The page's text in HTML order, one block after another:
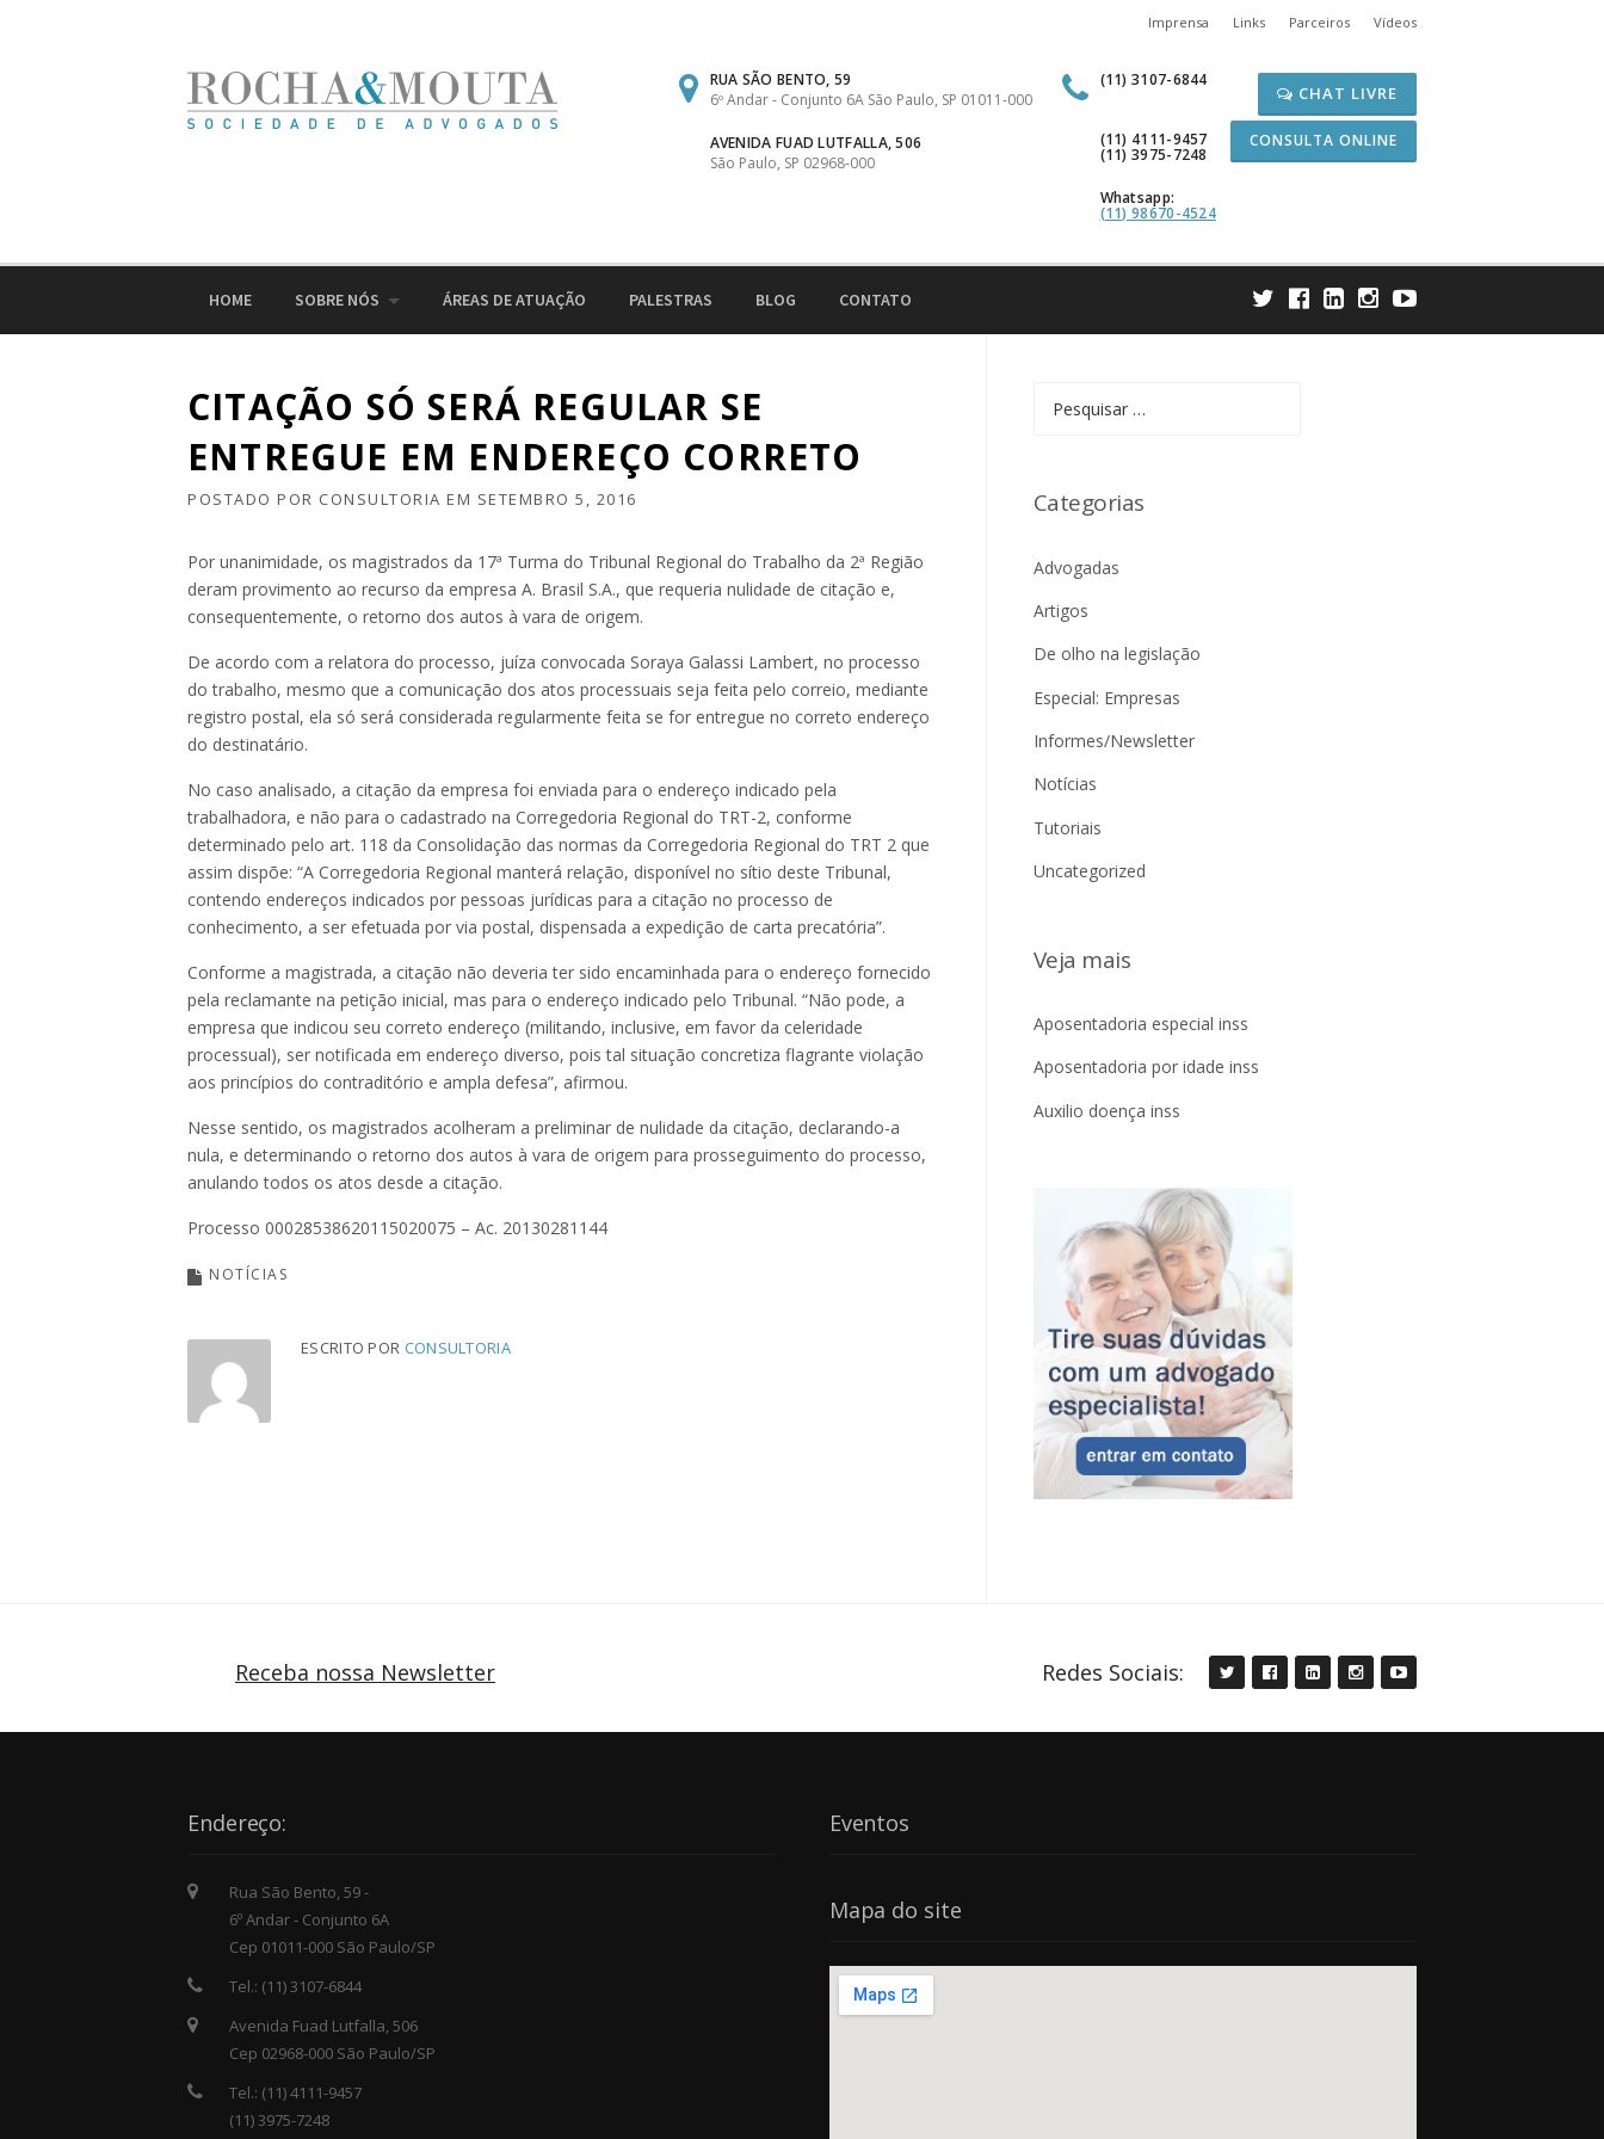
Imprensa Links Parceiros Vídeos
RUA SÃO BENTO, 59
6º Andar - Conjunto 6A São Paulo, SP 01011-000
AVENIDA FUAD LUTFALLA, 506
São Paulo, SP 02968-000
(11) 3107-6844
(11) 4111-9457
(11) 3975-7248
Whatsapp:
(11) 98670-4524
CHAT LIVRE
CONSULTA ONLINE
HOME SOBRE NÓS ÁREAS DE ATUAÇÃO PALESTRAS BLOG CONTATO
CITAÇÃO SÓ SERÁ REGULAR SE
ENTREGUE EM ENDEREÇO CORRETO
POSTADO POR CONSULTORIA EM SETEMBRO 5, 2016
Por unanimidade, os magistrados da 17ª Turma do Tribunal Regional do Trabalho da 2ª Região
deram provimento ao recurso da empresa A. Brasil S.A., que requeria nulidade de citação e,
consequentemente, o retorno dos autos à vara de origem.
De acordo com a relatora do processo, juíza convocada Soraya Galassi Lambert, no processo
do trabalho, mesmo que a comunicação dos atos processuais seja feita pelo correio, mediante
registro postal, ela só será considerada regularmente feita se for entregue no correto endereço
do destinatário.
No caso analisado, a citação da empresa foi enviada para o endereço indicado pela
trabalhadora, e não para o cadastrado na Corregedoria Regional do TRT-2, conforme
determinado pelo art. 118 da Consolidação das normas da Corregedoria Regional do TRT 2 que
assim dispõe: “A Corregedoria Regional manterá relação, disponível no sítio deste Tribunal,
contendo endereços indicados por pessoas jurídicas para a citação no processo de
conhecimento, a ser efetuada por via postal, dispensada a expedição de carta precatória”.
Conforme a magistrada, a citação não deveria ter sido encaminhada para o endereço fornecido
pela reclamante na petição inicial, mas para o endereço indicado pelo Tribunal. “Não pode, a
empresa que indicou seu correto endereço (militando, inclusive, em favor da celeridade
processual), ser notificada em endereço diverso, pois tal situação concretiza flagrante violação
aos princípios do contraditório e ampla defesa”, afirmou.
Nesse sentido, os magistrados acolheram a preliminar de nulidade da citação, declarando-a
nula, e determinando o retorno dos autos à vara de origem para prosseguimento do processo,
anulando todos os atos desde a citação.
Processo 00028538620115020075 – Ac. 20130281144
NOTÍCIAS
ESCRITO POR CONSULTORIA
por:
Categorias
Advogadas
Artigos
De olho na legislação
Especial: Empresas
Informes/Newsletter
Notícias
Tutoriais
Uncategorized
Veja mais
Aposentadoria especial inss
Aposentadoria por idade inss
Auxilio doença inss
Receba nossa Newsletter Redes Sociais:
Endereço:
Rua São Bento, 59 -
6º Andar - Conjunto 6A
Cep 01011-000 São Paulo/SP
Tel.: (11) 3107-6844
Avenida Fuad Lutfalla, 506
Cep 02968-000 São Paulo/SP
Tel.: (11) 4111-9457
(11) 3975-7248
Eventos
Mapa do site